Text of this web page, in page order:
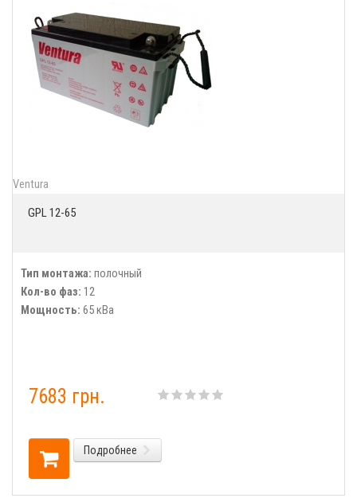
Ventura
GPL 12-65
Тип монтажа: полочный
Кол-во фаз: 12
Мощность: 65 кВа
7683 грн.
Подробнее